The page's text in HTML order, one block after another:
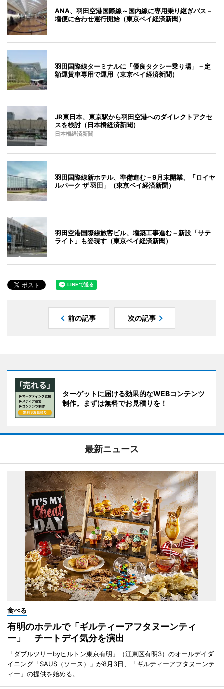
ANA、羽田空港国際線～国内線に専用乗り継ぎバス－
増便に合わせ運行開始（東京ベイ経済新聞）
羽田国際線ターミナルに「優良タクシー乗り場」－定
額運賃車専用で運用（東京ベイ経済新聞）
JR東日本、東京駅から羽田空港へのダイレクトアクセ
スを検討（日本橋経済新聞）
日本橋経済新聞
羽田国際線新ホテル、準備進む－9月末開業、「ロイヤ
ルパーク ザ 羽田」（東京ベイ経済新聞）
羽田空港国際線旅客ビル、増築工事進む－新設「サテ
ライト」も姿現す（東京ベイ経済新聞）
前の記事 次の記事
ターゲットに届ける効果的なWEBコンテンツ
制作。まずは無料でお見積りを！
最新ニュース
食べる
有明のホテルで「ギルティーアフタヌーンティ
ー」 チートデイ気分を演出
「ダブルツリーbyヒルトン東京有明」（江東区有明3）のオールデイダ
イニング「SAUS（ソース）」が8月3日、「ギルティーアフタヌーンテ
ィー」の提供を始める。